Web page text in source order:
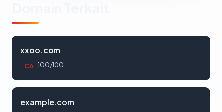
xxoo.com
CA 100/100
example.com